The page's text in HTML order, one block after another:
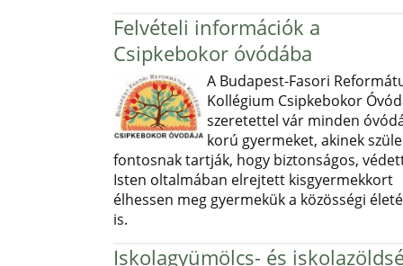
Felvételi információk a
Csipkebokor óvódába
A Budapest-Fasori
Kollégium Csipkebokor
szeretettel vár minden
korú gyermeket, akinek
fontosnak tartják, hogy biztonságos,
Isten oltalmában elrejtett kisgyermekkort
élhessen meg gyermekük a közösségi
is.
Iskolagyümölcs- és